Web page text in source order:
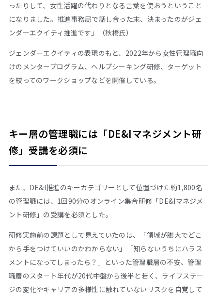
ったりして、女性活躍の代わりとなる言葉を使おうということ
になりました。推進事務局で話し合った末、決まったのがジェ
ンダーエクイティ推進です」（秋橋氏）
ジェンダーエクイティの表現のもと、2022年から女性管理職向
けのメンタープログラム、ヘルプシーキング研修、ターゲット
を絞ってのワークショップなどを開催している。
キー層の管理職には「DE&Iマネジメント研
修」受講を必須に
また、DE&I推進のキーカテゴリーとして位置づけた約1,800名
の管理職には、1回90分のオンライン集合研修「DE&Iマネジメ
ント研修」の受講を必須とした。
研修実施前の課題として見えていたのは、「領域が膨大でどこ
から手をつけていいのかわからない」「知らないうちにハラス
メントになってしまったら？」といった管理職層の不安、管理
職層のスタート年代が20代中盤から後半と若く、ライフステー
ジの変化やキャリアの多様性に触れていないリスクを自覚して